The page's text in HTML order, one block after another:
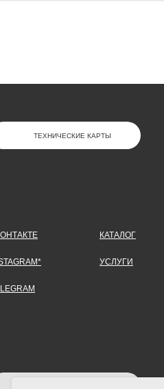
ТЕХНИЧЕСКИЕ КАРТЫ
УСЛУГИ
КАТАЛОГ